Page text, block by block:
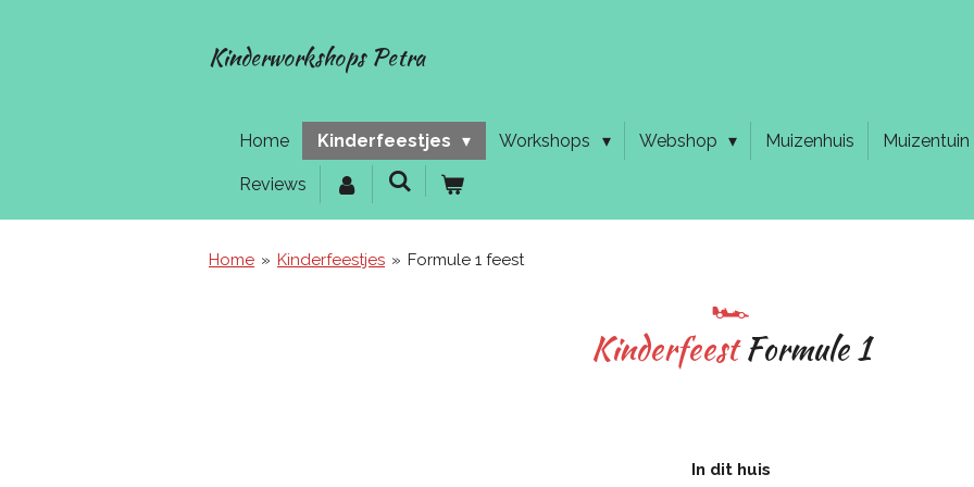
Kinderworkshops Petra
Home Kinderfeestjes Workshops Webshop Muizenhuis Muizentuin
Reviews
Home » Kinderfeestjes » Formule 1 feest
🏎️
KinderfeestFormule1
In dit huis